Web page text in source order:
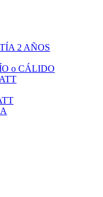
2 AÑOS
o CÁLIDO